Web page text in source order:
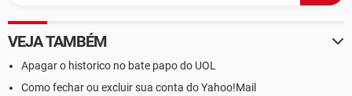
VEJA TAMBÉM
Apagar o historico no bate papo do UOL
Como fechar ou excluir sua conta do Yahoo!Mail